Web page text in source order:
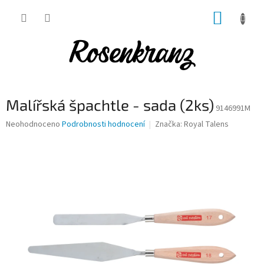
Malířská špachtle - sada (2ks) 9146991M
Průměrné
Neohodnoceno Podrobnosti hodnocení Značka: Royal Talens